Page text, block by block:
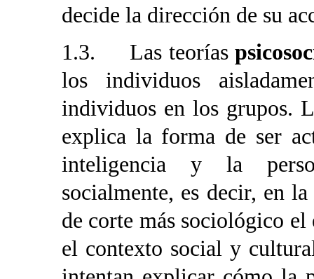
decide la dirección de su
1.3. Las teorías
los individuos
individuos en los grupos.
explica la forma de ser
inteligencia y la
socialmente, es decir, en
de corte más sociológico
el contexto social y